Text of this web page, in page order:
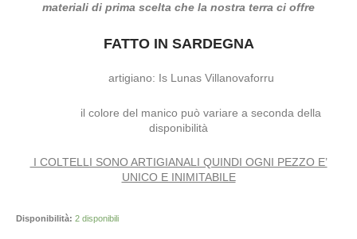
materiali di prima scelta che la nostra terra ci offre
FATTO IN SARDEGNA
artigiano: Is Lunas Villanovaforru
il colore del manico può variare a seconda della
disponibilità
I COLTELLI SONO ARTIGIANALI QUINDI OGNI PEZZO E’
UNICO E INIMITABILE
Disponibilità: 2 disponibili